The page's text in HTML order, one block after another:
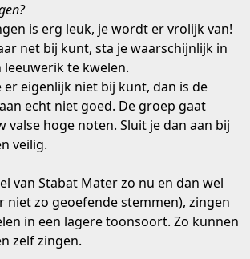
is erg leuk, je wordt er vrolijk van!
net bij kunt, sta je waarschijnlijk in
leeuwerik te kwelen.
er eigenlijk niet bij kunt, dan is de
echt niet goed. De groep gaat
valse hoge noten. Sluit je dan aan bij
veilig.
van Stabat Mater zo nu en dan wel
niet zo geoefende stemmen), zingen
in een lagere toonsoort. Zo kunnen
zelf zingen.